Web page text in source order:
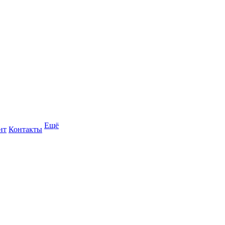
Контакты Ещё